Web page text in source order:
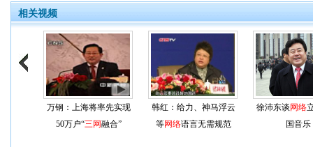
相关视频
万钢：上海将率先实现
50万户“三网融合”
韩红：给力、神马浮云
等网络语言无需规范
徐沛东谈 网络
国音乐